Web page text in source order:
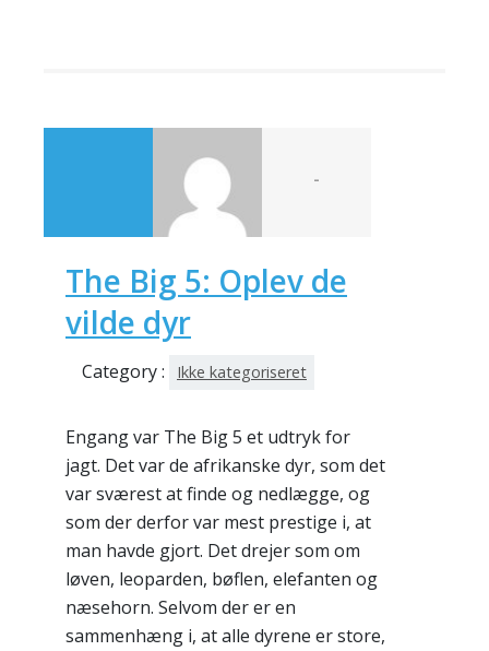
-
The Big 5: Oplev de
vilde dyr
Category : Ikke kategoriseret
Engang var The Big 5 et udtryk for
jagt. Det var de afrikanske dyr, som det
var sværest at finde og nedlægge, og
som der derfor var mest prestige i, at
man havde gjort. Det drejer som om
løven, leoparden, bøflen, elefanten og
næsehorn. Selvom der er en
sammenhæng i, at alle dyrene er store,